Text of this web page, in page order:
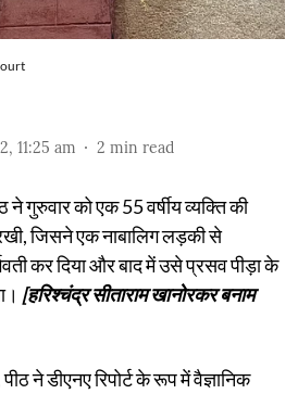
11:25 am 2 min read
ने गुरुवार को एक 55 वर्षीय व्यक्ति की
जिसने एक नाबालिग लड़की से
कर दिया और बाद में उसे प्रसव पीड़ा के
[हरिश्चंद्र सीताराम खानोरकर बनाम
ने डीएनए रिपोर्ट के रूप में वैज्ञानिक